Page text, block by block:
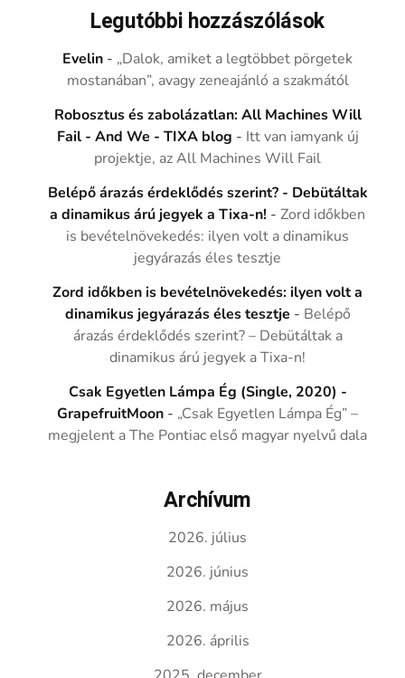
Legutóbbi hozzászólások
Evelin - „Dalok, amiket a legtöbbet pörgetek
mostanában”, avagy zeneajánló a szakmától
Robosztus és zabolázatlan: All Machines Will
Fail - And We - TIXA blog - Itt van iamyank új
projektje, az All Machines Will Fail
Belépő árazás érdeklődés szerint? - Debütáltak
a dinamikus árú jegyek a Tixa-n! -Zord időkben
is bevételnövekedés: ilyen volt a dinamikus
jegyárazás éles tesztje
Zord időkben is bevételnövekedés: ilyen volt a
dinamikus jegyárazás éles tesztje - Belépő
árazás érdeklődés szerint? – Debütáltak a
dinamikus árú jegyek a Tixa-n!
Csak Egyetlen Lámpa Ég (Single, 2020) -
GrapefruitMoon - „Csak Egyetlen Lámpa Ég” –
megjelent a The Pontiac első magyar nyelvű dala
Archívum
2026. július
2026. június
2026. május
2026. április